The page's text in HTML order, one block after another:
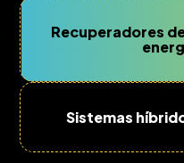
Recuperadores
Sistemas